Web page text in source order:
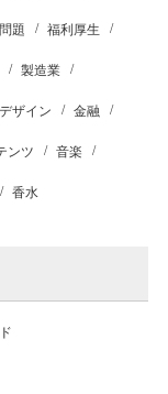
題 福利厚生
製造業
ザイン 金融
ンツ 音楽
香水